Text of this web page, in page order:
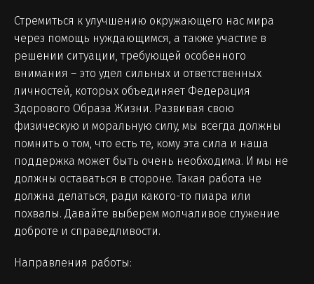
Стремиться к улучшению окружающего нас мира
через помощь нуждающимся, а также участие в
решении ситуации, требующей особенного
внимания – это удел сильных и ответственных
личностей, которых объединяет Федерация
Здорового Образа Жизни. Развивая свою
физическую и моральную силу, мы всегда должны
помнить о том, что есть те, кому эта сила и наша
поддержка может быть очень необходима. И мы не
должны оставаться в стороне. Такая работа не
должна делаться, ради какого-то пиара или
похвалы. Давайте выберем молчаливое служение
доброте и справедливости.
Направления работы: